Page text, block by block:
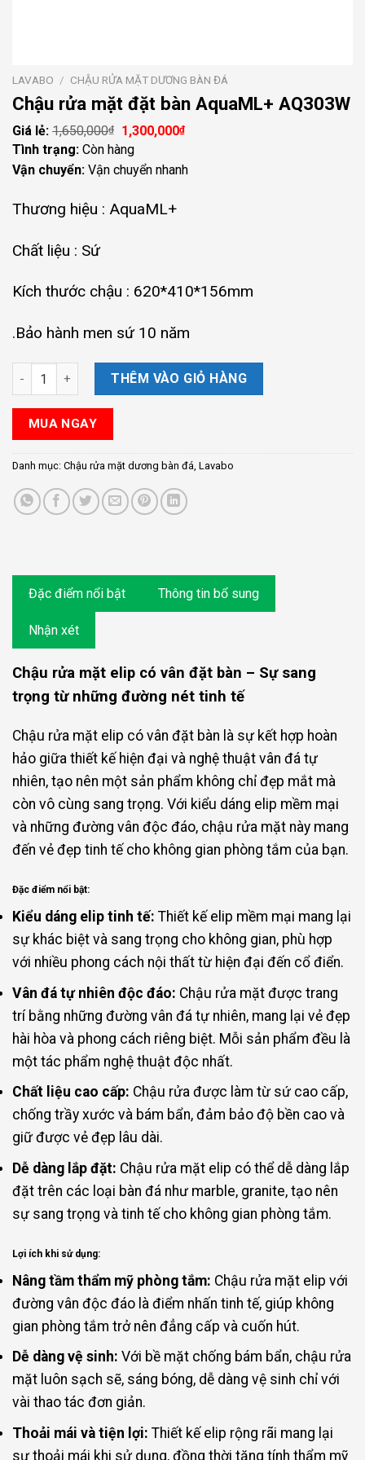
LAVABO / CHẬU RỬA MẶT DƯƠNG BÀN ĐÁ
Chậu rửa mặt đặt bàn AquaML+ AQ303W
1,650,000₫
Giá
gốc
là:
1,650,000₫.
1,300,000₫Giá
là:
Tình trạng: Còn hàng
Vận chuyển: Vận chuyển nhanh
Thương hiệu : AquaML+
Chất liệu : Sứ
Kích thước chậu : 620*410*156mm
.Bảo hành men sứ 10 năm
Chậu rửa mặt đặt bàn AquaML+ AQ303W số lượng
THÊM VÀO GIỎ HÀNG
MUA NGAY
Danh mục: Chậu rửa mặt dương bàn đá Lavabo
Đặc điểm nổi bật Thông tin bổ sung
Nhận xét
Chậu rửa mặt elip có vân đặt bàn – Sự sang
trọng từ những đường nét tinh tế
Chậu rửa mặt elip có vân đặt bàn là sự kết hợp hoàn
hảo giữa thiết kế hiện đại và nghệ thuật vân đá tự
nhiên, tạo nên một sản phẩm không chỉ đẹp mắt mà
còn vô cùng sang trọng. Với kiểu dáng elip mềm mại
và những đường vân độc đáo, chậu rửa mặt này mang
đến vẻ đẹp tinh tế cho không gian phòng tắm của bạn.
Đặc điểm nổi bật:
Kiểu dáng elip tinh tế: Thiết kế elip mềm mại mang lại
sự khác biệt và sang trọng cho không gian, phù hợp
với nhiều phong cách nội thất từ hiện đại đến cổ điển.
Vân đá tự nhiên độc đáo: Chậu rửa mặt được trang
trí bằng những đường vân đá tự nhiên, mang lại vẻ đẹp
hài hòa và phong cách riêng biệt. Mỗi sản phẩm đều là
một tác phẩm nghệ thuật độc nhất.
Chất liệu cao cấp: Chậu rửa được làm từ sứ cao cấp,
chống trầy xước và bám bẩn, đảm bảo độ bền cao và
giữ được vẻ đẹp lâu dài.
Dễ dàng lắp đặt: Chậu rửa mặt elip có thể dễ dàng lắp
đặt trên các loại bàn đá như marble, granite, tạo nên
sự sang trọng và tinh tế cho không gian phòng tắm.
Lợi ích khi sử dụng:
Nâng tầm thẩm mỹ phòng tắm: Chậu rửa mặt elip với
đường vân độc đáo là điểm nhấn tinh tế, giúp không
gian phòng tắm trở nên đẳng cấp và cuốn hút.
Dễ dàng vệ sinh: Với bề mặt chống bám bẩn, chậu rửa
mặt luôn sạch sẽ, sáng bóng, dễ dàng vệ sinh chỉ với
vài thao tác đơn giản.
Thoải mái và tiện lợi: Thiết kế elip rộng rãi mang lại
sự thoải mái khi sử dụng, đồng thời tăng tính thẩm mỹ